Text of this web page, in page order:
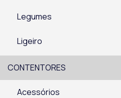
Legumes
Ligeiro
CONTENTORES
Acessórios